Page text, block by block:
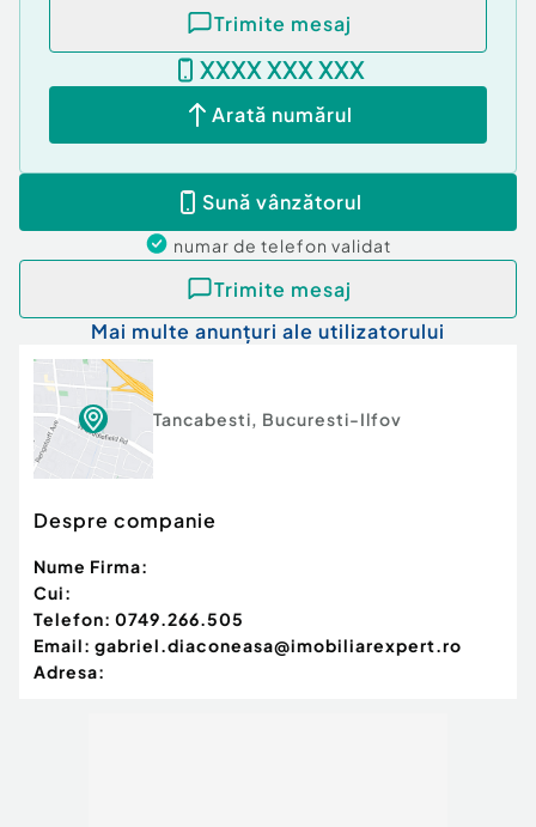
Trimite mesaj
XXXX XXX XXX
Arată numărul
Sună vânzătorul
numar de telefon validat
Trimite mesaj
Mai multe anunțuri ale utilizatorului
Tancabesti, Bucuresti-Ilfov
Despre companie
Nume Firma:
Cui:
Telefon: 0749.266.505
Email: gabriel.diaconeasa@imobiliarexpert.ro
Adresa: